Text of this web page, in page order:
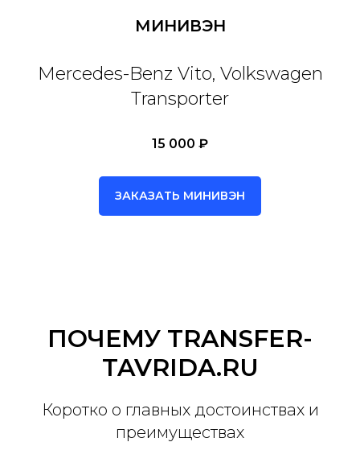
МИНИВЭН
Mercedes-Benz Vito, Volkswagen
Transporter
15 000 ₽
ЗАКАЗАТЬ МИНИВЭН
ПОЧЕМУ TRANSFER-
TAVRIDA.RU
Коротко о главных достоинствах и
преимуществах